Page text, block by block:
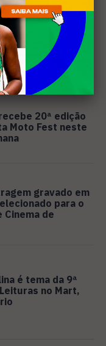
Frio
o Brasil em
internacional na
20ª edição
Moto Fest neste
gravado em
para o
Cinema de
é tema da 9ª
no Mart,